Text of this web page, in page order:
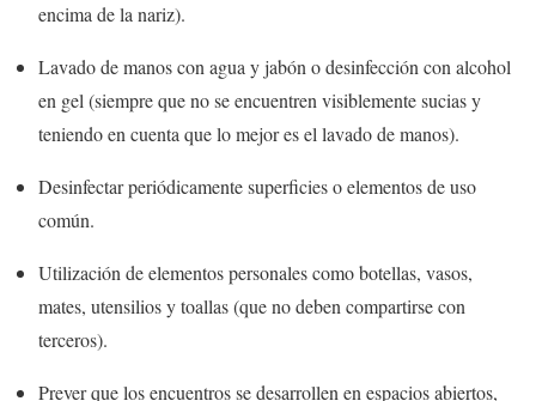
encima de la nariz).
Lavado de manos con agua y jabón o desinfección con alcohol
en gel (siempre que no se encuentren visiblemente sucias y
teniendo en cuenta que lo mejor es el lavado de manos).
Desinfectar periódicamente superficies o elementos de uso
común.
Utilización de elementos personales como botellas, vasos,
mates, utensilios y toallas (que no deben compartirse con
terceros).
Prever que los encuentros se desarrollen en espacios abiertos,